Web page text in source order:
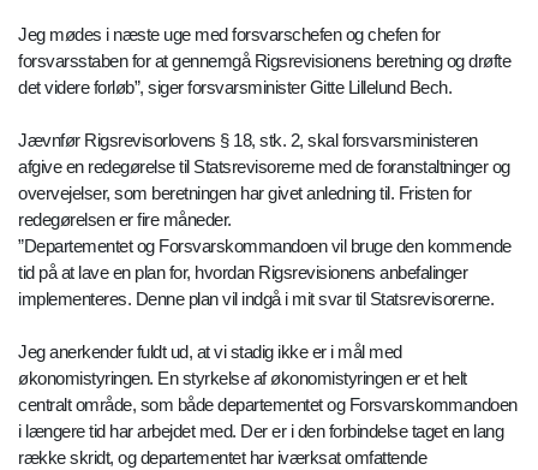
Jeg mødes i næste uge med forsvarschefen og chefen for
forsvarsstaben for at gennemgå Rigsrevisionens beretning og drøfte
det videre forløb”, siger forsvarsminister Gitte Lillelund Bech.
Jævnfør Rigsrevisorlovens § 18, stk. 2, skal forsvarsministeren
afgive en redegørelse til Statsrevisorerne med de foranstaltninger og
overvejelser, som beretningen har givet anledning til. Fristen for
redegørelsen er fire måneder.
”Departementet og Forsvarskommandoen vil bruge den kommende
tid på at lave en plan for, hvordan Rigsrevisionens anbefalinger
implementeres. Denne plan vil indgå i mit svar til Statsrevisorerne.
Jeg anerkender fuldt ud, at vi stadig ikke er i mål med
økonomistyringen. En styrkelse af økonomistyringen er et helt
centralt område, som både departementet og Forsvarskommandoen
i længere tid har arbejdet med. Der er i den forbindelse taget en lang
række skridt, og departementet har iværksat omfattende